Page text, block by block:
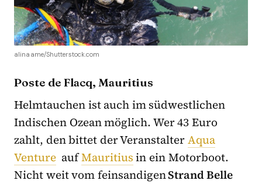
alinaame/Shutterstock.com
Poste de Flacq, Mauritius
Helmtauchen ist auch im südwestlichen
Indischen Ozean möglich. Wer 43 Euro
zahlt, den bittet der VeranstalterAqua
Venture aufMauritiusin ein Motorboot.
Nicht weit vom feinsandigenStrand Belle